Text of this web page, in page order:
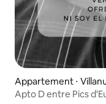
Appartement ⋅
Apto D entre Pics